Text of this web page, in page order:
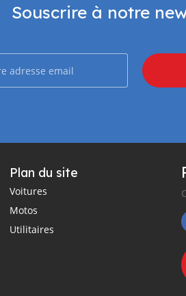
Souscrire à notre
Plan du site
Voitures
Motos
Utilitaires